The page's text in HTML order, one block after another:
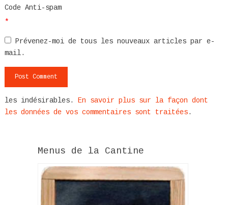
Code Anti-spam
*
Prévenez-moi de tous les nouveaux articles par e-
mail.
les indésirables. En savoir plus sur la façon dont
les données de vos commentaires sont traitées.
Menus de la Cantine